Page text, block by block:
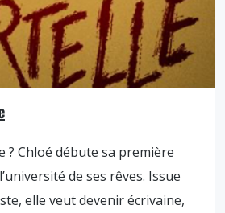
? Chloé débute sa première
de ses rêves. Issue
elle veut devenir écrivaine,